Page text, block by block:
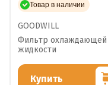
Товар в наличии
GOODWILL
Фильтр охлаждающей
жидкости
Купить